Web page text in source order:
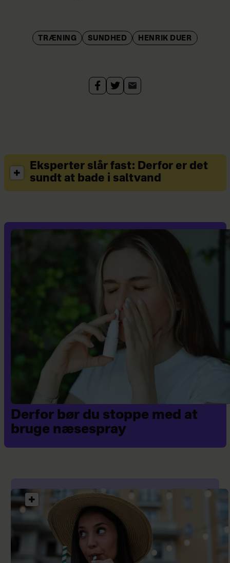
TRÆNING SUNDHED HENRIK DUER
Eksperter slår fast: Derfor er det
sundt at bade i saltvand
Derfor bør du stoppe med at
bruge næsespray